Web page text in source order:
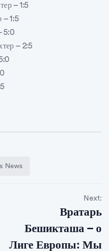
– 1:5
1:5
5:0
– 2:5
News
Next:
Вратарь
Бешикташа – о
Лиге Европы: Мы